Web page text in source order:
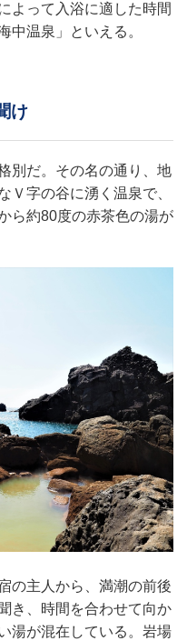
よって入浴に適した時間
中温泉」といえる。
け
別だ。その名の通り、地
Ｖ字の谷に湧く温泉で、
ら約80度の赤茶色の湯が
の主人から、満潮の前後
き、時間を合わせて向か
湯が混在している。岩場